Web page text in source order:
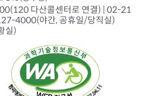
다산콜센터로 연결) | 02-21
4000(야간, 공휴일/당직실)
실)